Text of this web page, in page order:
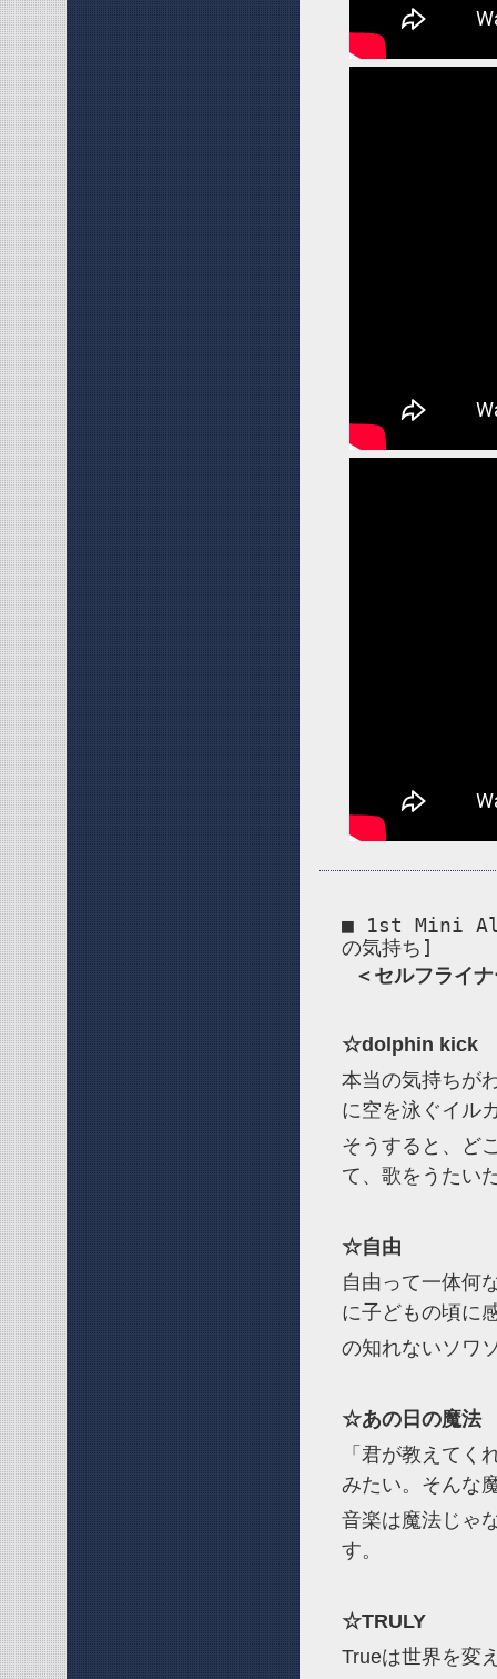
■ 1st Mini
の気持ち]
＜セルフライ
☆dolphin kick
本当の気持ちが
に空を泳ぐイル
そうすると、ど
て、歌をうたい
☆自由
自由って一体何
に子どもの頃に
の知れないソワ
☆あの日の魔法
「君が教えて
みたい。そんな
音楽は魔法じゃ
す。
☆TRULY
Trueは世界を変